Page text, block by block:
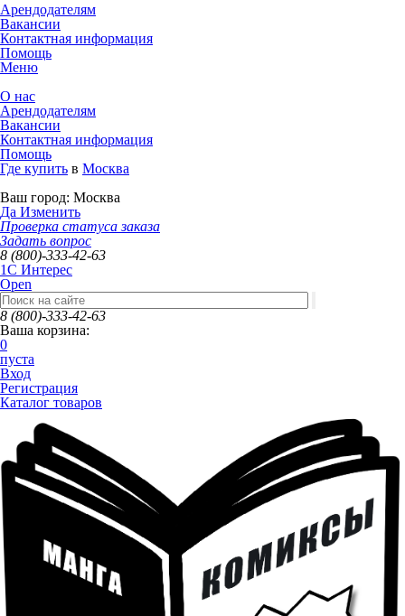
Арендодателям
Вакансии
Контактная информация
Помощь
Меню
О нас
Арендодателям
Вакансии
Контактная информация
Помощь
Где купить в Москва
Ваш город: Москва
Да Изменить
Проверка статуса заказа
Задать вопрос
8 (800)-333-42-63
1C Интерес
Open
8 (800)-333-42-63
Ваша корзина:
0
пуста
Вход
Регистрация
Каталог товаров